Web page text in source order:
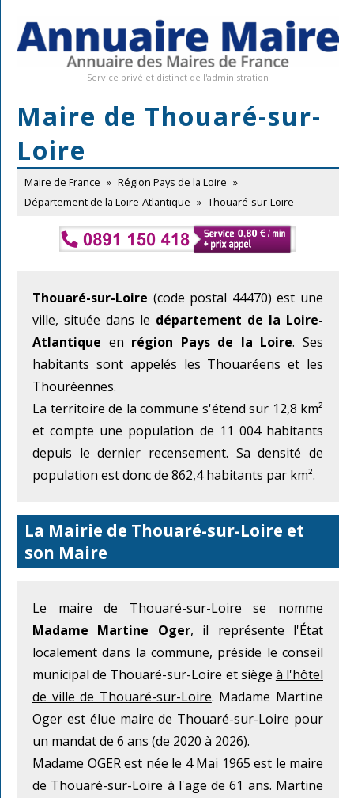
Service privé et distinct de l'administration
Maire de Thouaré-sur-
Loire
Maire de France » Région Pays de la Loire »
Département de la Loire-Atlantique » Thouaré-sur-Loire
Thouaré-sur-Loire (code postal 44470) est une
ville, située dans le département de la Loire-
Atlantique en région Pays de la Loire. Ses
habitants sont appelés les Thouaréens et les
Thouréennes.
La territoire de la commune s'étend sur 12,8 km²
et compte une population de 11 004 habitants
depuis le dernier recensement. Sa densité de
population est donc de 862,4 habitants par km².
La Mairie de Thouaré-sur-Loire et
son Maire
Le maire de Thouaré-sur-Loire se nomme
Madame Martine Oger, il représente l'État
localement dans la commune, préside le conseil
municipal de Thouaré-sur-Loire et siège à l'hôtel
de ville de Thouaré-sur-Loire. Madame Martine
Oger est élue maire de Thouaré-sur-Loire pour
un mandat de 6 ans (de 2020 à 2026).
Madame OGER est née le 4 Mai 1965 est le maire
de Thouaré-sur-Loire à l'age de 61 ans. Martine